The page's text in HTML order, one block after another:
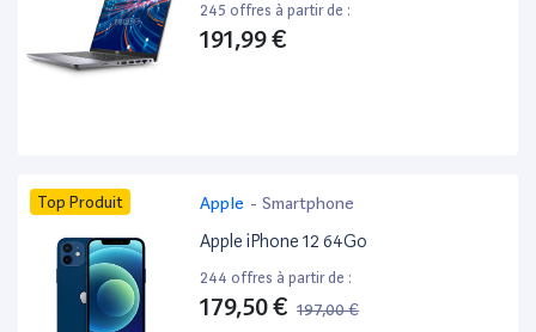
245 offres à partir de :
191,99 €
Top Produit Apple - Smartphone
Apple iPhone 12 64Go
244 offres à partir de :
179,50 € 197,00 €